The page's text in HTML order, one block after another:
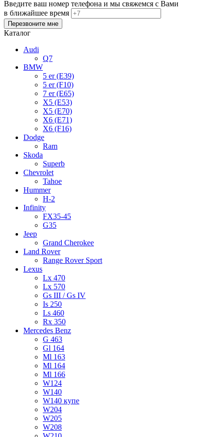
Введите ваш номер телефона и мы свяжемся с Вами
в ближайшее время
Каталог
Audi
Q7
BMW
5 er (E39)
5 er (F10)
7 er (E65)
X5 (E53)
X5 (E70)
X6 (E71)
X6 (F16)
Dodge
Ram
Skoda
Superb
Chevrolet
Tahoe
Hummer
H-2
Infinity
FX35-45
G35
Jeep
Grand Cherokee
Land Rover
Range Rover Sport
Lexus
Lx 470
Lx 570
Gs III / Gs IV
Is 250
Ls 460
Rx 350
Mercedes Benz
G 463
Gl 164
Ml 163
Ml 164
Ml 166
W124
W140
W140 купе
W204
W205
W208